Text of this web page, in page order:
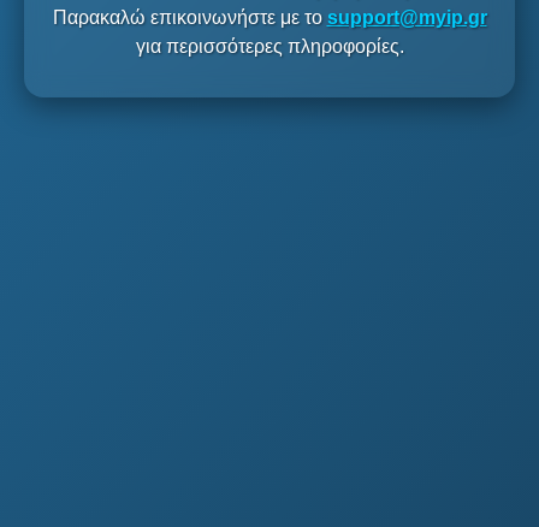
Παρακαλώ επικοινωνήστε με το support@myip.gr
για περισσότερες πληροφορίες.